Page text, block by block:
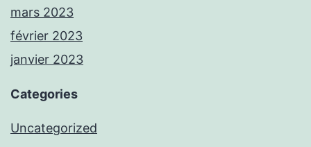
mars 2023
février 2023
janvier 2023
Categories
Uncategorized